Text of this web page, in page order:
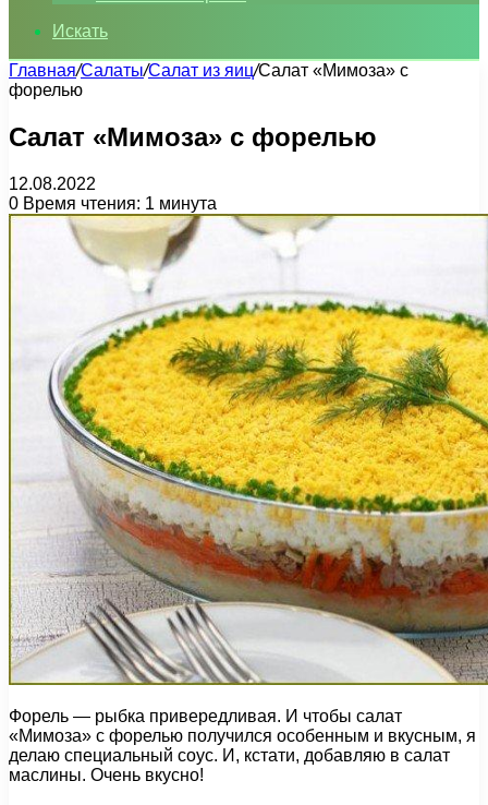
Искать
Главная/Салаты/Салат из яиц/Салат «Мимоза» с
форелью
Салат «Мимоза» с форелью
12.08.2022
0 Время чтения: 1 минута
Форель — рыбка привередливая. И чтобы салат
«Мимоза» с форелью получился особенным и вкусным, я
делаю специальный соус. И, кстати, добавляю в салат
маслины. Очень вкусно!